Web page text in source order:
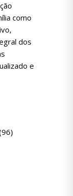
como
dos
e